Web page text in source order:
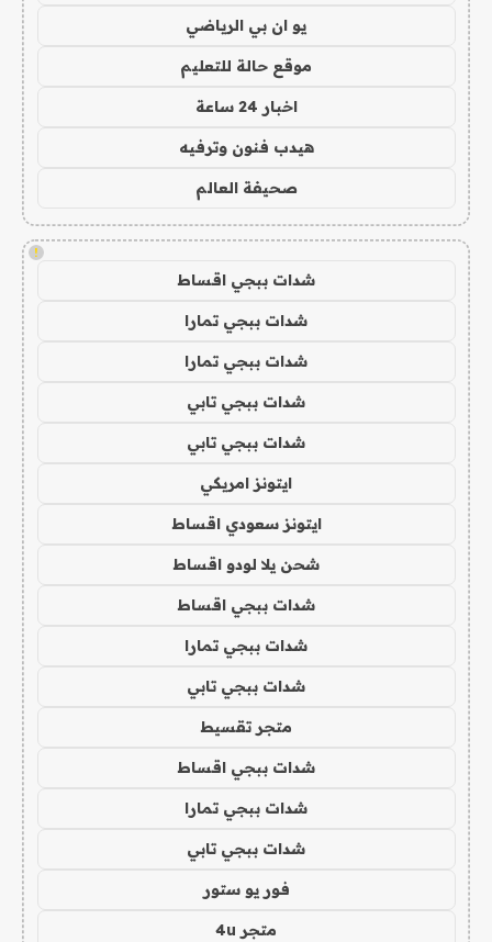
يو ان بي الرياضي
موقع حالة للتعليم
اخبار 24 ساعة
هيدب فنون وترفيه
صحيفة العالم
!
شدات ببجي اقساط
شدات ببجي تمارا
شدات ببجي تمارا
شدات ببجي تابي
شدات ببجي تابي
ايتونز امريكي
ايتونز سعودي اقساط
شحن يلا لودو اقساط
شدات ببجي اقساط
شدات ببجي تمارا
شدات ببجي تابي
متجر تقسيط
شدات ببجي اقساط
شدات ببجي تمارا
شدات ببجي تابي
فور يو ستور
متجر 4u